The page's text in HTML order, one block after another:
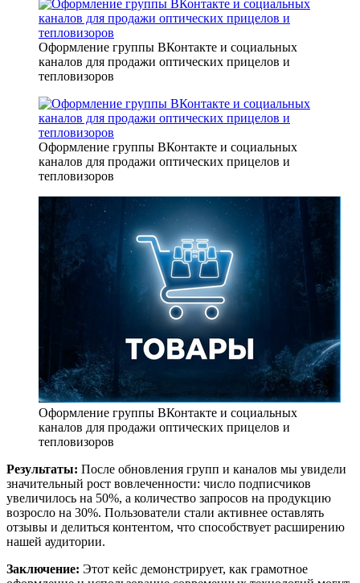
Оформление группы ВКонтакте и социальных
каналов для продажи оптических прицелов и
тепловизоров
Оформление группы ВКонтакте и социальных
каналов для продажи оптических прицелов и
тепловизоров
Оформление группы ВКонтакте и социальных
каналов для продажи оптических прицелов и
тепловизоров
Результаты: После обновления групп и каналов мы увидели
значительный рост вовлеченности: число подписчиков
увеличилось на 50%, а количество запросов на продукцию
возросло на 30%. Пользователи стали активнее оставлять
отзывы и делиться контентом, что способствует расширению
нашей аудитории.
Заключение: Этот кейс демонстрирует, как грамотное